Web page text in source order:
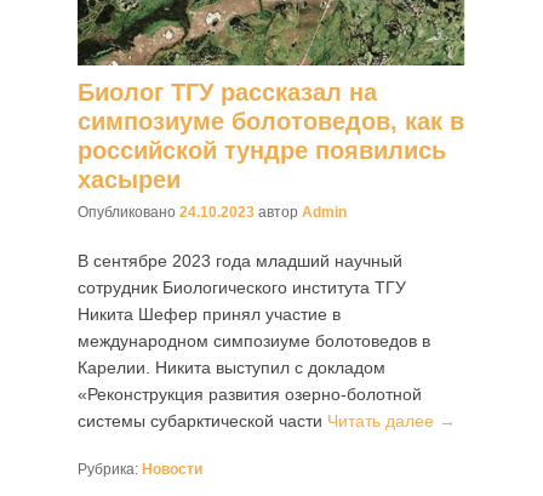
Биолог ТГУ рассказал на
симпозиуме болотоведов, как в
российской тундре появились
хасыреи
Опубликовано 24.10.2023 автор Admin
В сентябре 2023 года младший научный
сотрудник Биологического института ТГУ
Никита Шефер принял участие в
международном симпозиуме болотоведов в
Карелии. Никита выступил с докладом
«Реконструкция развития озерно-болотной
системы субарктической части Читать далее →
Рубрика: Новости